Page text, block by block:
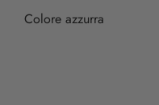
Colore azzurra